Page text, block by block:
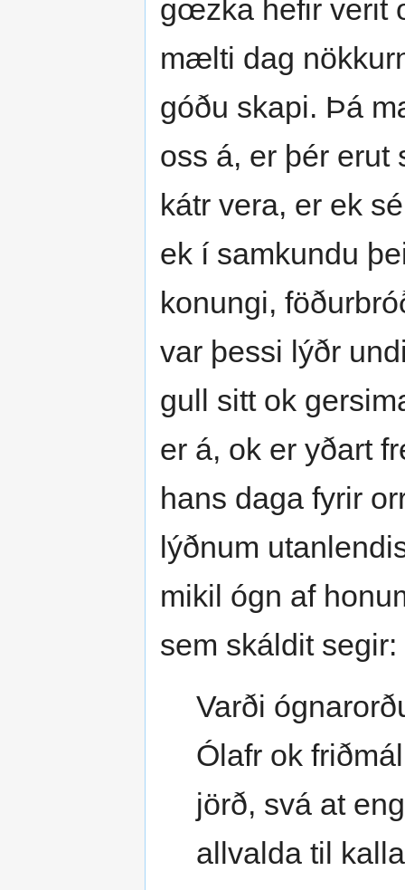
gœzka hefir verit
mælti dag
góðu skapi. Þá
oss á, er þér erut
kátr vera, er ek
ek í samkundu
konungi,
var þessi lýðr
gull sitt ok
er á, ok er yðart
hans daga fyrir
lýðnum
mikil ógn af
sem skáldit segir:
Varði
Ólafr ok
jörð, svá at
allvalda til